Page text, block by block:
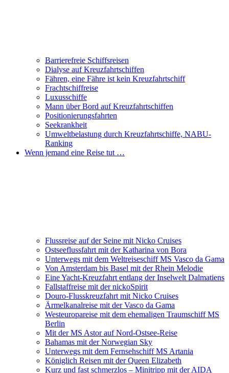
Barrierefreie Schiffsreisen
Dialyse auf Kreuzfahrtschiffen
Fähren, eine Fähre ist kein Kreuzfahrtschiff
Frachtschiffreise
Luxusschiffe
Mann über Bord auf Kreuzfahrtschiffen
Positionierungsfahrten
Seekrankheit
Umweltbelastung durch Kreuzfahrtschiffe, NABU-
Ranking
Wenn jemand eine Reise tut …
Flussreise auf der Seine mit Nicko Cruises
Ostseeflussfahrt mit der Katharina von Bora
Unterwegs mit dem Weltreiseschiff MS Vasco da Gama
Von Amsterdam bis Basel mit der Rhein Melodie
Eine Yacht-Kreuzfahrt entlang der Inselwelt Dalmatiens
Fallstaffreise mit der nickoSpirit
Douro-Flusskreuzfahrt mit Nicko Cruises
Ärmelkanalreise mit der Vasco da Gama
Westeuropareise mit dem ehemaligen Traumschiff MS
Berlin
Mit der MS Astor auf Nord-Ostsee-Reise
Bahamas mit der Norwegian Sky
Unterwegs mit dem Fernsehschiff MS Artania
Königlich Reisen mit der Queen Elizabeth
Kurz und fast schmerzlos – Minitripp mit der AIDA